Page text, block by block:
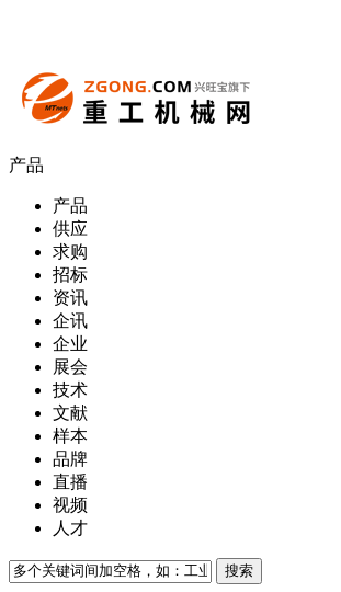
产品
产品
供应
求购
招标
资讯
企讯
企业
展会
技术
文献
样本
品牌
直播
视频
人才
搜索